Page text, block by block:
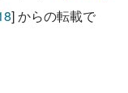
] からの転載で